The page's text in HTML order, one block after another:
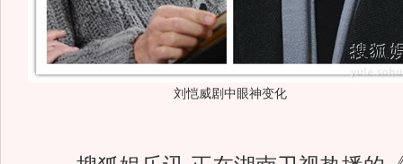
刘恺威剧中眼神变化